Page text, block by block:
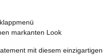
markanten Look
mit diesem einzigartigen